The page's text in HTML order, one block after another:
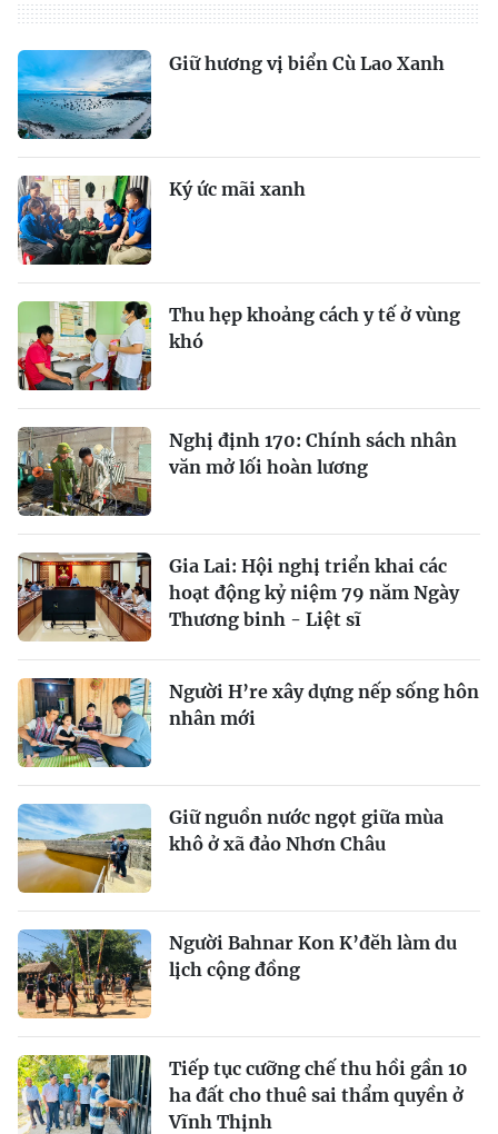
Giữ hương vị biển Cù Lao Xanh
Ký ức mãi xanh
Thu hẹp khoảng cách y tế ở vùng
khó
Nghị định 170: Chính sách nhân
văn mở lối hoàn lương
Gia Lai: Hội nghị triển khai các
hoạt động kỷ niệm 79 năm Ngày
Thương binh - Liệt sĩ
Người H’re xây dựng nếp sống hôn
nhân mới
Giữ nguồn nước ngọt giữa mùa
khô ở xã đảo Nhơn Châu
Người Bahnar Kon K’đĕh làm du
lịch cộng đồng
Tiếp tục cưỡng chế thu hồi gần 10
ha đất cho thuê sai thẩm quyền ở
Vĩnh Thịnh